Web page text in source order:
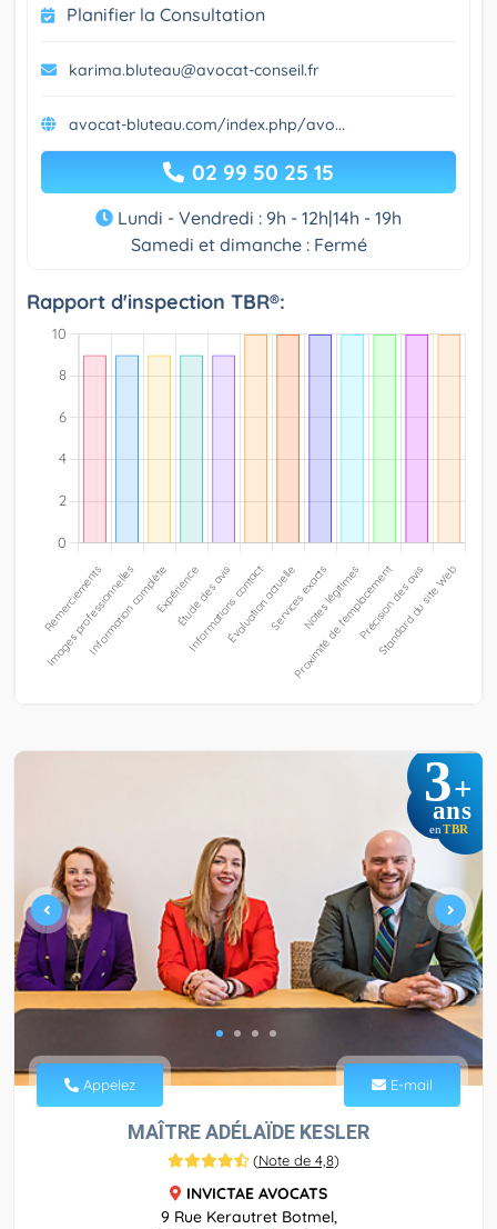
Planifier la Consultation
karima.bluteau@avocat-conseil.fr
avocat-bluteau.com/index.php/avo...
02 99 50 25 15
Lundi - Vendredi : 9h - 12h|14h - 19h
Samedi et dimanche : Fermé
Rapport d'inspection TBR®:
3+
ans
en TBR
Appelez E-mail
MAÎTRE ADÉLAÏDE KESLER
(Note de 4,8)
INVICTAE AVOCATS
9 Rue Kerautret Botmel,